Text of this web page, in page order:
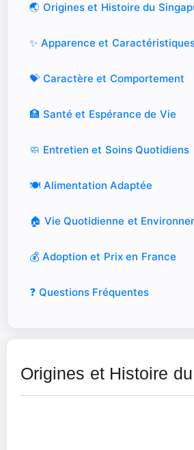
🌏 Origines et Histoire du
✨ Apparence et
💝 Caractère et Comportement
🏥 Santé et Espérance de Vie
🧼 Entretien et Soins Quotidiens
🍽️ Alimentation Adaptée
🏠 Vie Quotidienne et
💰 Adoption et Prix en France
❓ Questions Fréquentes
Origines et Histoire